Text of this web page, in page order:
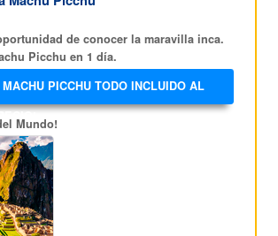
de conocer la maravilla inca.
Picchu en 1 día.
PICCHU TODO INCLUIDO AL
Mundo!